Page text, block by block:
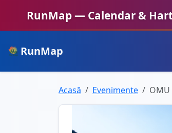
RunMap — Calendar &
RunMap
Acasă Evenimente